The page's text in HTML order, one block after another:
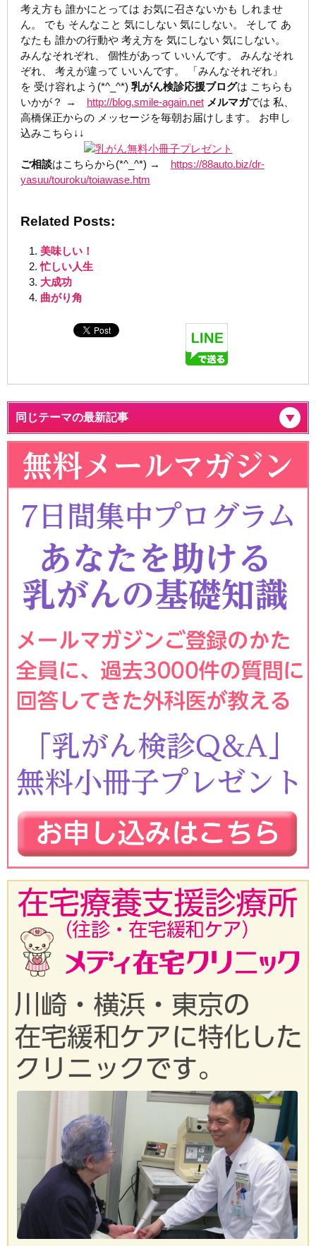
考え方も 誰かにとっては お気に召さないかも しれませ
ん。 でも そんなこと 気にしない 気にしない。 そして あ
なたも 誰かの行動や 考え方を 気にしない 気にしない。
みんなそれぞれ、 個性があって いいんです。 みんなそれ
ぞれ、 考えが違って いいんです。 「みんなそれぞれ」
を 受け容れよう(*^_^*) 乳がん検診応援ブログは こちらも
いかが？ → http://blog.smile-again.net メルマガでは 私、
高橋保正からの メッセージを毎朝お届けします。 お申し
込みこちら↓↓
ご相談はこちらから(*^_^*) → https://88auto.biz/dr-
yasuu/touroku/toiawase.htm
Related Posts:
美味しい！
忙しい人生
大成功
曲がり角
同じテーマの最新記事